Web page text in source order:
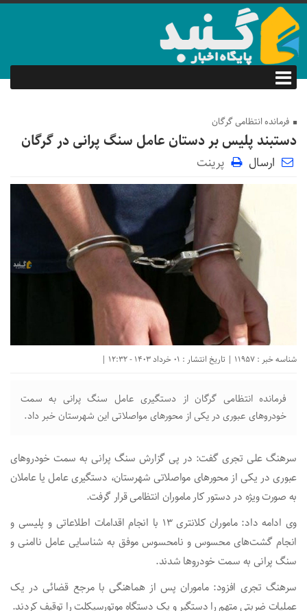
فرمانده انتظامی گرگان
دستبند پلیس بر دستان عامل سنگ پرانی در گرگان
ارسال پرینت
شناسه خبر : 11957 | تاریخ انتشار : 01 خرداد 1403 - 12:32 |
فرمانده انتظامی گرگان از دستگیری عامل سنگ پرانی به سمت
خودرو‌های عبوری در یکی از محور‌های مواصلاتی این شهرستان خبر داد.
سرهنگ علی تجری گفت: در پی گزارش سنگ پرانی به سمت خودرو‌های
عبوری در یکی از محور‌های مواصلاتی شهرستان، دستگیری عامل یا عاملان
به صورت ویژه در دستور کار ماموران انتظامی قرار گرفت.
وی ادامه داد: ماموران کلانتری ۱۳ با انجام اقدامات اطلاعاتی و پلیسی و
انجام گشت‌های محسوس و نامحسوس موفق به شناسایی عامل ناامنی و
سنگ پرانی به سمت خودرو‌ها شدند.
سرهنگ تجری افزود: ماموران پس از هماهنگی با مرجع قضائی در یک
عملیات ضربتی متهم را دستگیر و یک دستگاه موتورسیکلت را توقیف کردند.